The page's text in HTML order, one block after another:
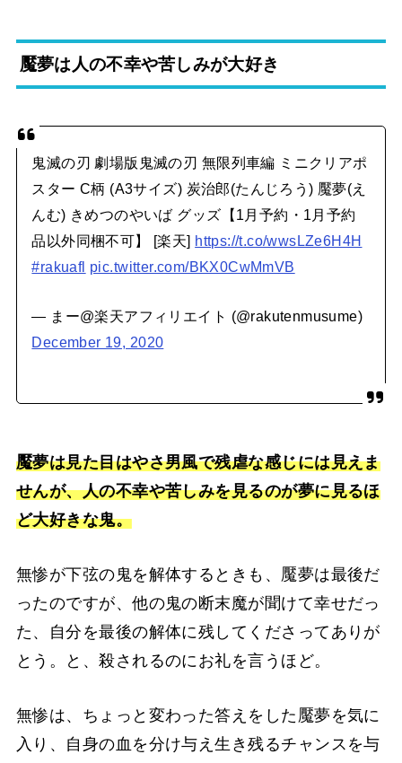
魘夢は人の不幸や苦しみが大好き
鬼滅の刃 劇場版鬼滅の刃 無限列車編 ミニクリアポ
スター C柄 (A3サイズ) 炭治郎(たんじろう) 魘夢(え
んむ) きめつのやいば グッズ【1月予約・1月予約
品以外同梱不可】 [楽天] https://t.co/wwsLZe6H4H
#rakuafl pic.twitter.com/BKX0CwMmVB
— まー@楽天アフィリエイト (@rakutenmusume)
December 19, 2020
魘夢は見た目はやさ男風で残虐な感じには見えま
せんが、人の不幸や苦しみを見るのが夢に見るほ
ど大好きな鬼。
無惨が下弦の鬼を解体するときも、魘夢は最後だ
ったのですが、他の鬼の断末魔が聞けて幸せだっ
た、自分を最後の解体に残してくださってありが
とう。と、殺されるのにお礼を言うほど。
無惨は、ちょっと変わった答えをした魘夢を気に
入り、自身の血を分け与え生き残るチャンスを与